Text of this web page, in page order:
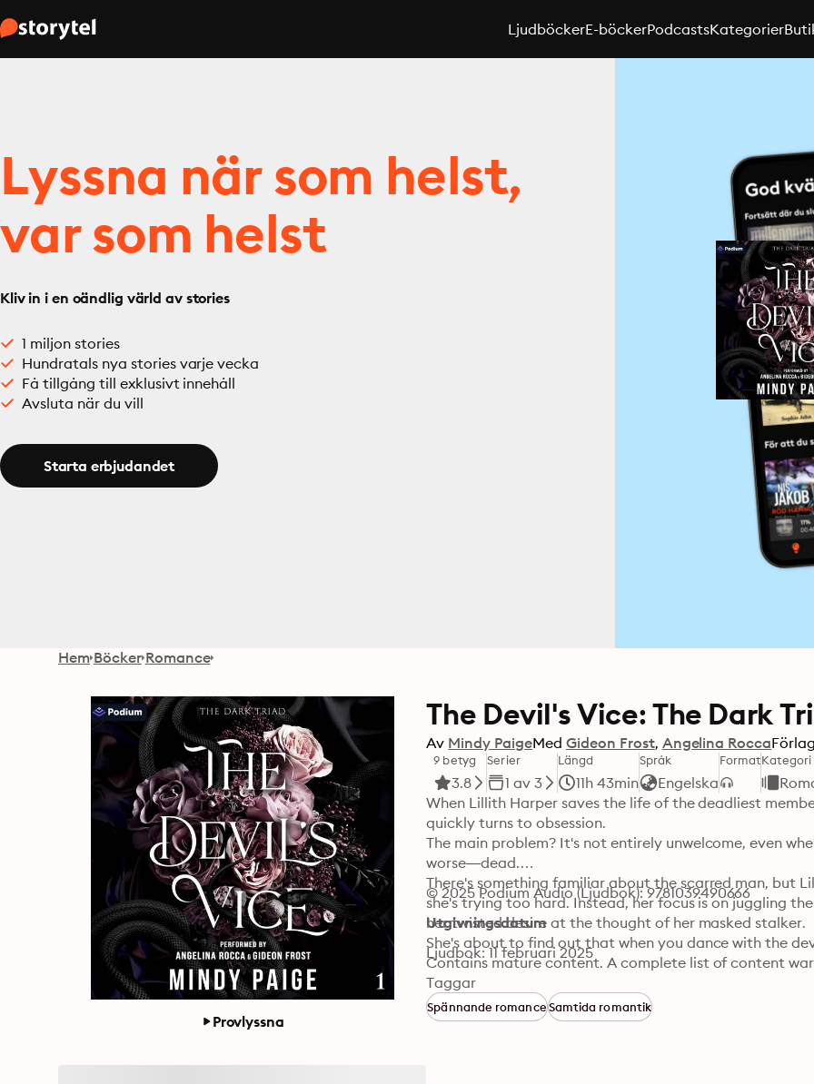
LjudböckerE-böckerPodcastsKategorier
Lyssna när som helst,
var som helst
Kliv in i en oändlig värld av stories
1 miljon stories
Hundratals nya stories varje vecka
Få tillgång till exklusivt innehåll
Avsluta när du vill
Starta erbjudandet
Hem Böcker Romance
Provlyssna
The Devil's Vice: The Dark
Av Mindy PaigeMed Gideon Frost Angelina RoccaFörlag
9 betyg
3.8
Serier
1 av 3
Längd
11h 43min
Språk
Engelska
FormatKategori
When Lillith Harper saves the life of the deadliest
quickly turns to obsession.
The main problem? It's not entirely unwelcome, even
worse—dead.
There's something familiar about the scarred man, but
she's trying too hard. Instead, her focus is on juggling
her twisted desire at the thought of her masked stalker.
She's about to find out that when you dance with the
Contains mature content. A complete list of content
© 2025 Podium Audio (Ljudbok): 9781039490666
Utgivningsdatum
Ljudbok: 11 februari 2025
Taggar
Spännande romanceSamtida romantik